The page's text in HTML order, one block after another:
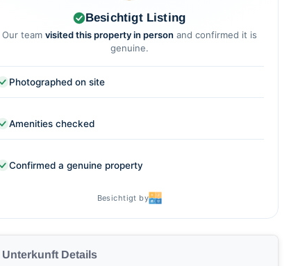
Besichtigt Listing
Our team visited this property in person and confirmed it is
genuine.
Photographed on site
Amenities checked
Confirmed a genuine property
Besichtigt by
Unterkunft Details